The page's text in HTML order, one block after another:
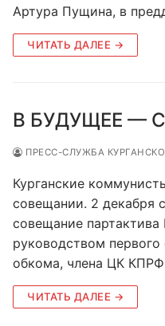
Артура Пущина, в
ЧИТАТЬ ДАЛЕЕ →
В БУДУЩЕЕ —
ПРЕСС-СЛУЖБА
Курганские
совещании. 2 декабря
совещание
руководством первого
обкома, члена ЦК
ЧИТАТЬ ДАЛЕЕ →